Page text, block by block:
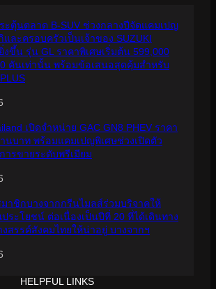
ตุ้นตลาด B-SUV ช่วงกลางปีจัดแคมเปญ
ละครอบครัวเป็นเจ้าของ SUZUKI
งขึ้น รุ่น GL ราคาพิเศษเริ่มต้น 599,000
คันเท่านั้น พร้อมข้อเสนอสุดคุ้มสำหรับ
เปิดจำหน่าย GAC GN8 PHEV ราคา
นบาท พร้อมแคมเปญพิเศษช่วงเปิดตัว
ารขายระดับพรีเมียม
าชิกบางจากกรีนไมลส์ร่วมบริจาคให้
ระโยชน์ ต่อเนื่องเป็นปีที่ 20 ที่ได้เดินทาง
งสรรค์สังคมไทยให้น่าอยู่ บางจากฯ
HELPFUL LINKS